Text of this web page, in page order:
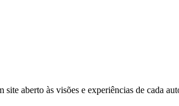
aberto às visões e experiências de cada